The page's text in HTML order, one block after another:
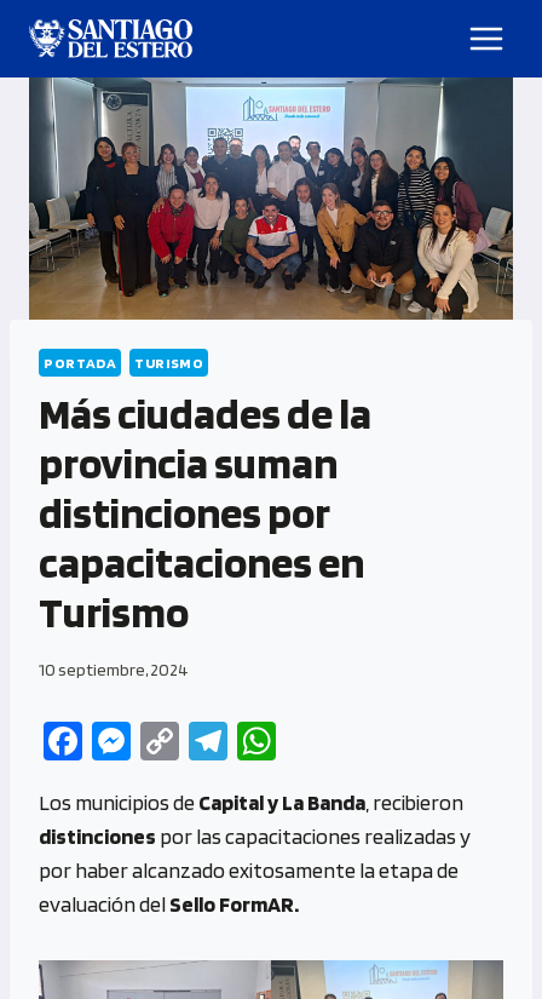
PORTADA TURISMO
Más ciudades de la
provincia suman
distinciones por
capacitaciones en
Turismo
10 septiembre, 2024
Fa
b
o
o
M
se
n
g
C
py
Li
n
Te
gr
a
m
at
s
A
p
Los municipios deCapital y La Banda , recibieron
distinciones por las capacitaciones realizadas y
por haber alcanzado exitosamente la etapa de
evaluación delSello FormAR.